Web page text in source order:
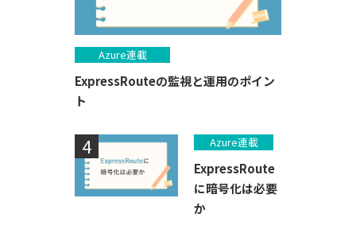
Azure連載
ExpressRouteの監視と運用のポイン
ト
Azure連載
ExpressRoute
に暗号化は必要
か